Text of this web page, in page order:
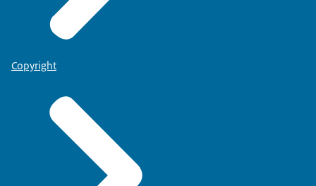
Copyright